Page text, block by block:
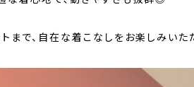
まで、自在な着こなしをお楽しみいた